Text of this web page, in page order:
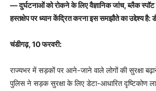
— दुर्घटनाओं को रोकने के लिए वैज्ञानिक जांच, ब्लैक स्पॉट
हस्तक्षेप पर ध्यान केंद्रित करना इस समझौते का उद्देश्य है:
चंडीगढ़, 10 फरवरी:
राज्यभर में सड़कों पर आने-जाने वाले लोगों की सुरक्षा
पुलिस ने सड़क सुरक्षा के लिए डेटा-आधारित दृष्टिकोण